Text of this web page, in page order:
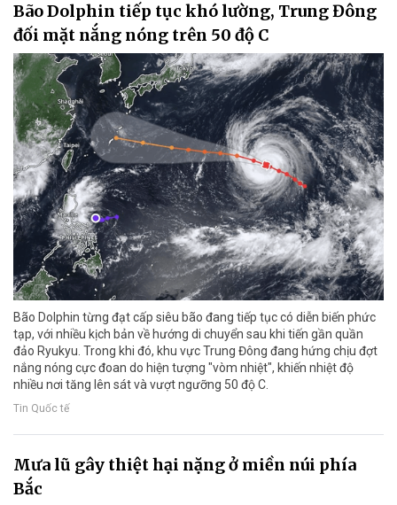
Bão Dolphin tiếp tục khó lường, Trung Đông
đối mặt nắng nóng trên 50 độ C
Bão Dolphin từng đạt cấp siêu bão đang tiếp tục có diễn biến phức
tạp, với nhiều kịch bản về hướng di chuyển sau khi tiến gần quần
đảo Ryukyu. Trong khi đó, khu vực Trung Đông đang hứng chịu đợt
nắng nóng cực đoan do hiện tượng "vòm nhiệt", khiến nhiệt độ
nhiều nơi tăng lên sát và vượt ngưỡng 50 độ C.
Tin Quốc tế
Mưa lũ gây thiệt hại nặng ở miền núi phía
Bắc